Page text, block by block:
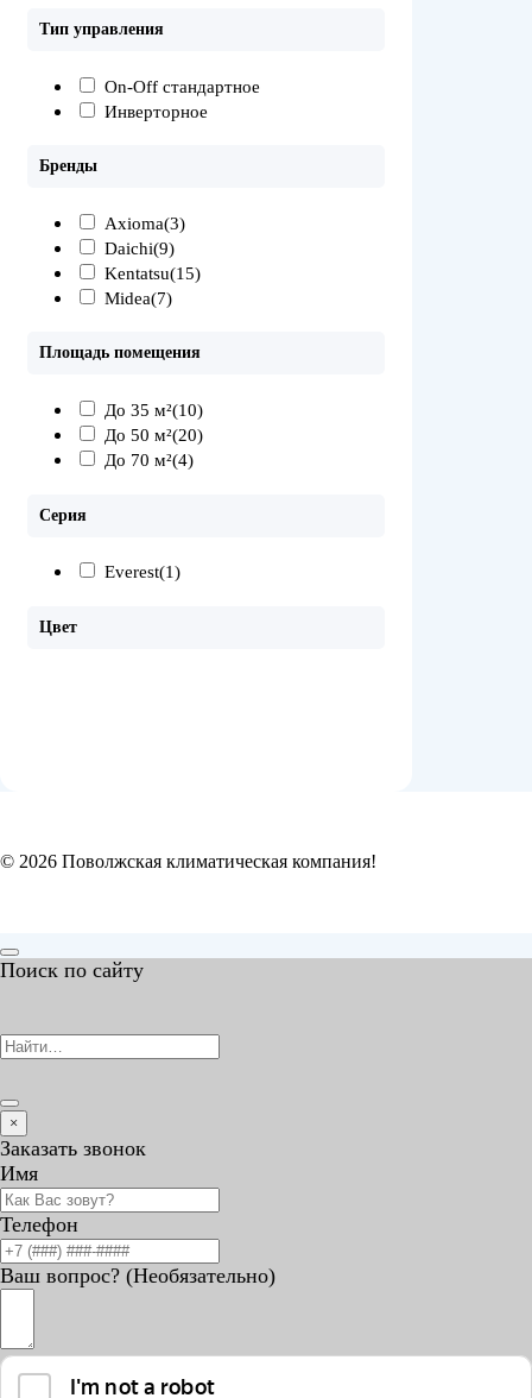
Тип управления
On-Off стандартное
Инверторное
Бренды
Axioma(3)
Daichi(9)
Kentatsu(15)
Midea(7)
Площадь помещения
До 35 м²(10)
До 50 м²(20)
До 70 м²(4)
Серия
Everest(1)
Цвет
© 2026 Поволжская климатическая компания!
Поиск по сайту
×
Заказать звонок
Имя
Телефон
Ваш вопрос? (Необязательно)